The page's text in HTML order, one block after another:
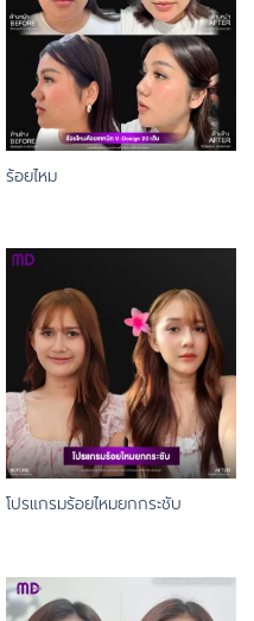
ร้อยไหม
โปรแกรมร้อยไหมยกกระชับ